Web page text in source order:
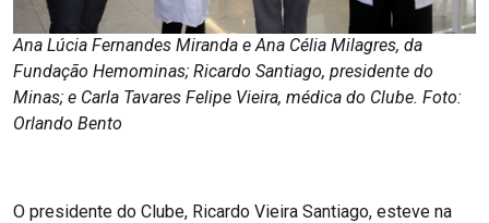
Ana Lúcia Fernandes Miranda e Ana Célia Milagres, da
Fundação Hemominas; Ricardo Santiago, presidente do
Minas; e Carla Tavares Felipe Vieira, médica do Clube. Foto:
Orlando Bento
O presidente do Clube, Ricardo Vieira Santiago, esteve na